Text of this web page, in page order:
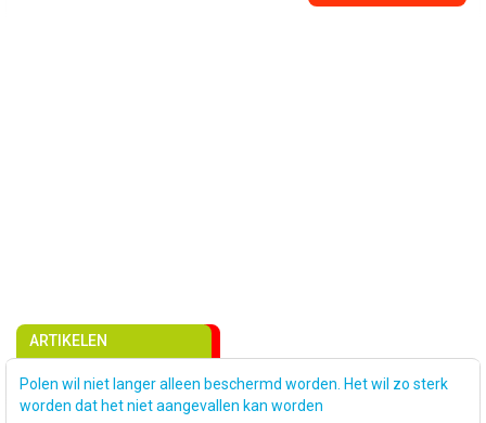
ARTIKELEN
Polen wil niet langer alleen beschermd worden. Het wil zo sterk
worden dat het niet aangevallen kan worden